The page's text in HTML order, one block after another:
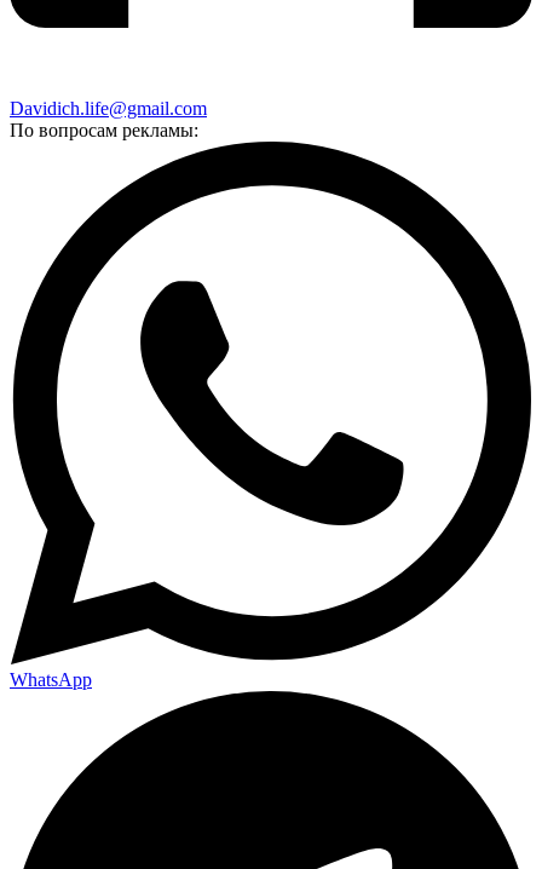
Davidich.life@gmail.com
По вопросам рекламы:
WhatsApp